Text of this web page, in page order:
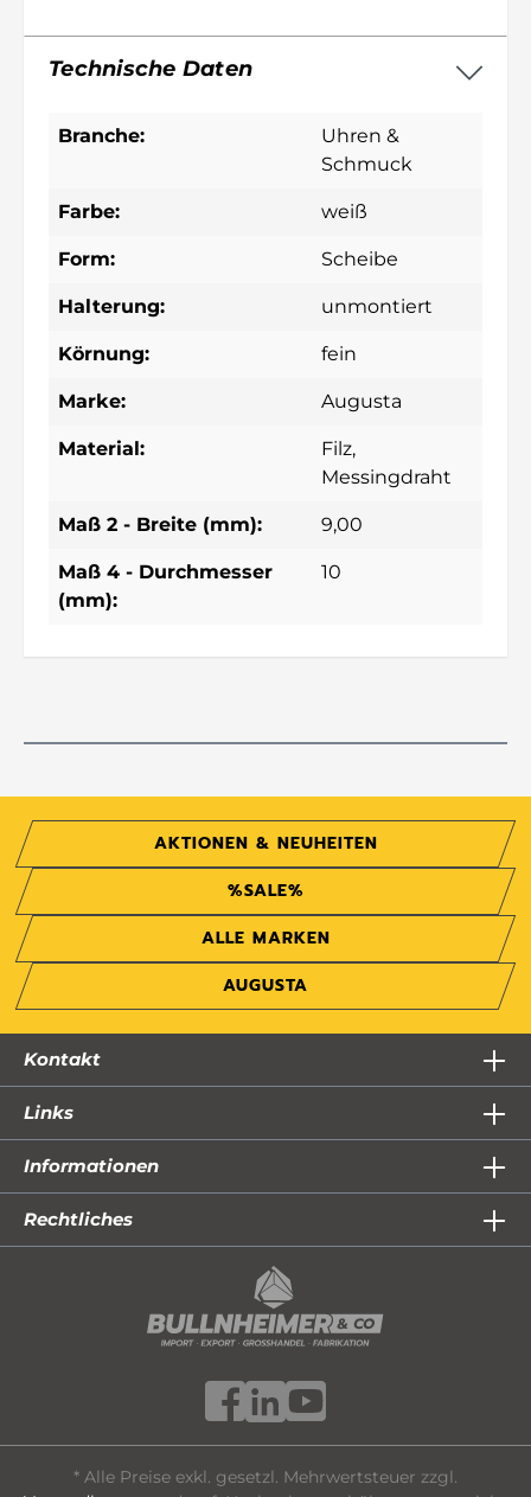
Technische Daten
Branche:
Uhren &
Schmuck
Farbe: weiß
Form: Scheibe
Halterung: unmontiert
Körnung: fein
Marke: Augusta
Material: Filz,
Messingdraht
Maß 2 - Breite (mm): 9,00
Maß 4 - Durchmesser
(mm):
10
AKTIONEN & NEUHEITEN
%SALE%
ALLE MARKEN
AUGUSTA
Kontakt
Links
Informationen
Rechtliches
* Alle Preise exkl. gesetzl. Mehrwertsteuer zzgl.